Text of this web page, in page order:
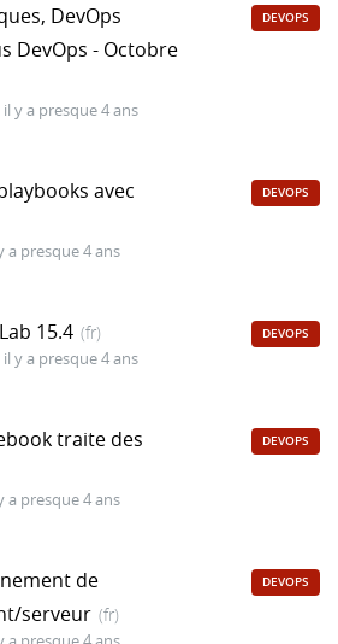
DevOps
DevOps - Octobre
il y a presque 4 ans
DEVOPS
avec
a presque 4 ans
DEVOPS
15.4 (fr)
il y a presque 4 ans
DEVOPS
traite des
a presque 4 ans
DEVOPS
de
serveur (fr)
DEVOPS